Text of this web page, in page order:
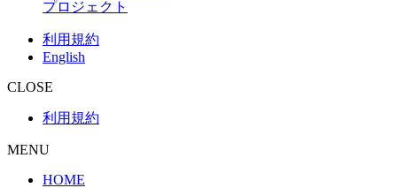
プロジェクト
利用規約
English
CLOSE
利用規約
MENU
HOME